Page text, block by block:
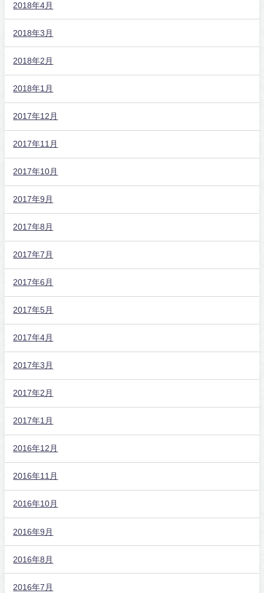
2018年4月
2018年3月
2018年2月
2018年1月
2017年12月
2017年11月
2017年10月
2017年9月
2017年8月
2017年7月
2017年6月
2017年5月
2017年4月
2017年3月
2017年2月
2017年1月
2016年12月
2016年11月
2016年10月
2016年9月
2016年8月
2016年7月